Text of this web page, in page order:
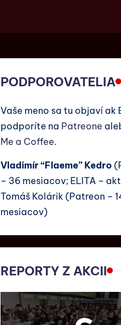
PODPOROVATELIA
Vaše meno sa tu objaví ak
podporíte na Patreone
Me a Coffee.
Vladimír “Flaeme” Kedro
– 36 mesiacov; ELITA –
Tomáš Kolárik (Patreon –
mesiacov)
REPORTY Z AKCII